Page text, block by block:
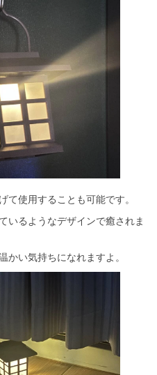
て使用することも可能です。
いるようなデザインで癒されま
かい気持ちになれますよ。